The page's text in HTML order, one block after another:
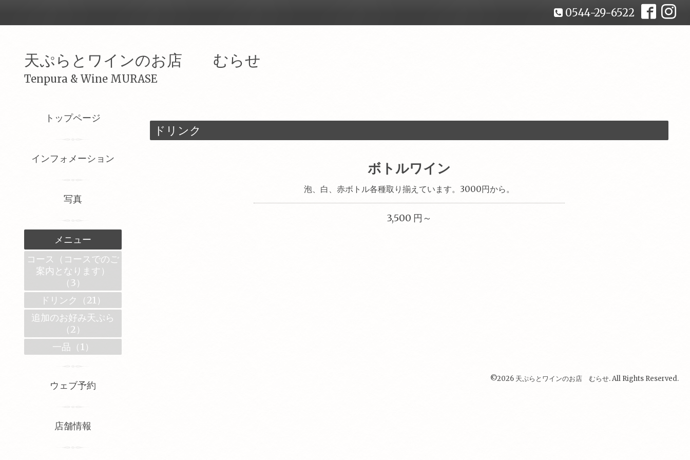
0544-29-6522
天ぷらとワインのお店 むらせ
Tenpura & Wine MURASE
ドリンク
ボトルワイン
泡、白、赤ボトル各種取り揃えています。3000円から。
3,500 円～
©2026 天ぷらとワインのお店 むらせ. All Rights Reserved.
トップページ
インフォメーション
写真
メニュー
コース（コースでのご
案内となります）
（3）
ドリンク（21）
追加のお好み天ぷら
（2）
一品（1）
ウェブ予約
店舗情報